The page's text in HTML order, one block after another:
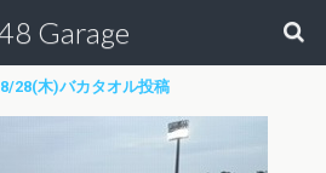
Garage
28(木)バカタオル投稿